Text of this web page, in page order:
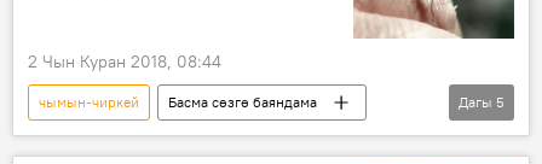
2 Чын Куран 2018, 08:44
чымын-чиркей
Басма сөзгө баяндама
Дүйнөдө
Коом
Жаңылыктар
Дагы 5